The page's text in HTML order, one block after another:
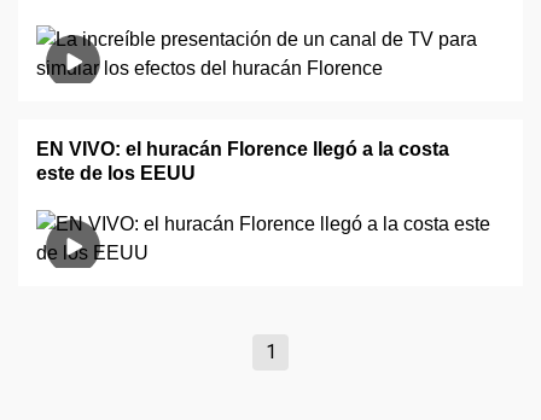
EN VIVO: el huracán Florence llegó a la costa
este de los EEUU
1